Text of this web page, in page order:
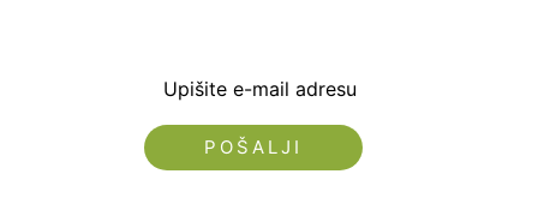
Upišite e-mail adresu